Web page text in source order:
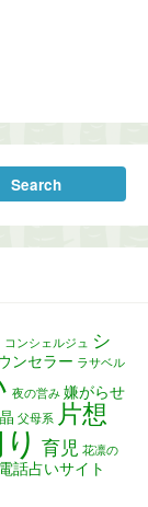
コンシェルジュ
シ
ンセラー ラサベル
夜の営み 嫌がらせ
父母系
片想
育児 花凛の
電話占いサイト